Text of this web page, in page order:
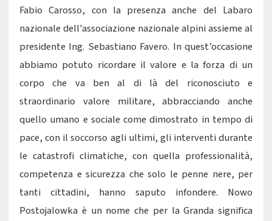
Fabio Carosso, con la presenza anche del Labaro
nazionale dell'associazione nazionale alpini assieme al
presidente Ing. Sebastiano Favero. In quest’occasione
abbiamo potuto ricordare il valore e la forza di un
corpo che va ben al di là del riconosciuto e
straordinario valore militare, abbracciando anche
quello umano e sociale come dimostrato in tempo di
pace, con il soccorso agli ultimi, gli interventi durante
le catastrofi climatiche, con quella professionalità,
competenza e sicurezza che solo le penne nere, per
tanti cittadini, hanno saputo infondere. Nowo
Postojalowka è un nome che per la Granda significa